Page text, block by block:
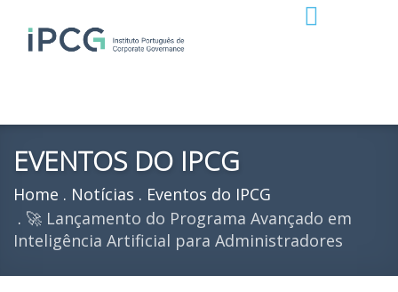
EVENTOS DO IPCG
Home Notícias
Eventos do IPCG
🚀 Lançamento do Programa Avançado em
Inteligência Artificial para Administradores